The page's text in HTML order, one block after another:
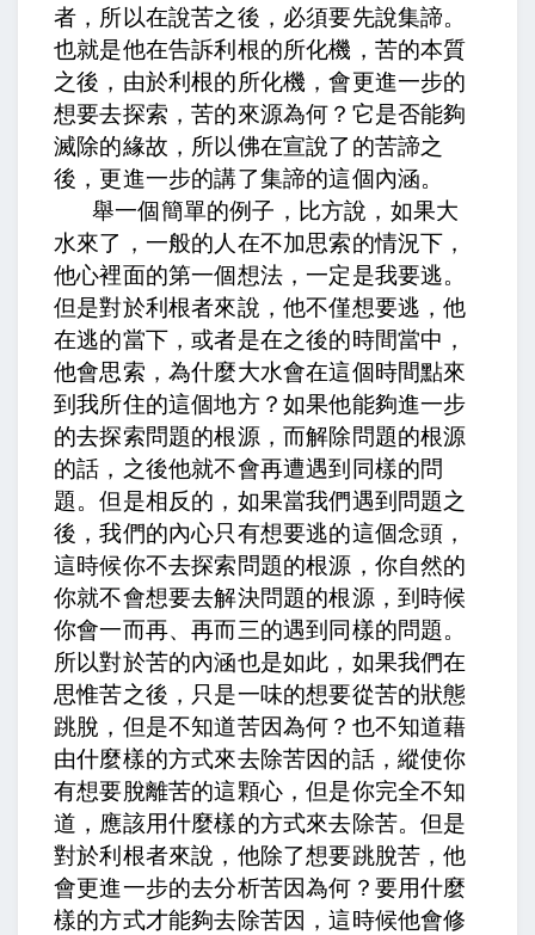
者，所以在說苦之後，必須要先說集諦。
也就是他在告訴利根的所化機，苦的本質
之後，由於利根的所化機，會更進一步的
想要去探索，苦的來源為何？它是否能夠
滅除的緣故，所以佛在宣說了的苦諦之
後，更進一步的講了集諦的這個內涵。
舉一個簡單的例子，比方說，如果大
水來了，一般的人在不加思索的情況下，
他心裡面的第一個想法，一定是我要逃。
但是對於利根者來說，他不僅想要逃，他
在逃的當下，或者是在之後的時間當中，
他會思索，為什麼大水會在這個時間點來
到我所住的這個地方？如果他能夠進一步
的去探索問題的根源，而解除問題的根源
的話，之後他就不會再遭遇到同樣的問
題。但是相反的，如果當我們遇到問題之
後，我們的內心只有想要逃的這個念頭，
這時候你不去探索問題的根源，你自然的
你就不會想要去解決問題的根源，到時候
你會一而再、再而三的遇到同樣的問題。
所以對於苦的內涵也是如此，如果我們在
思惟苦之後，只是一味的想要從苦的狀態
跳脫，但是不知道苦因為何？也不知道藉
由什麼樣的方式來去除苦因的話，縱使你
有想要脫離苦的這顆心，但是你完全不知
道，應該用什麼樣的方式來去除苦。但是
對於利根者來說，他除了想要跳脫苦，他
會更進一步的去分析苦因為何？要用什麼
樣的方式才能夠去除苦因，這時候他會修